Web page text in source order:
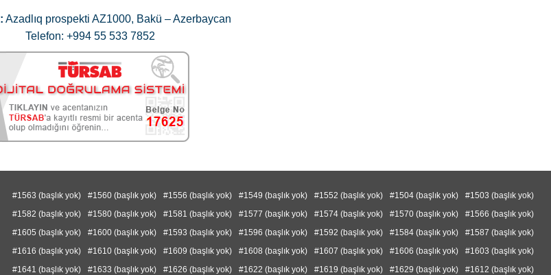
Azadlıq prospekti AZ1000, Bakü – Azerbaycan
Telefon: +994 55 533 7852
#1503 (başlık yok)
#1504 (başlık yok)
#1552 (başlık yok)
#1549 (başlık yok)
#1556 (başlık yok)
#1560 (başlık yok)
#1563 (başlık yok)
#1566 (başlık yok)
#1570 (başlık yok)
#1574 (başlık yok)
#1577 (başlık yok)
#1581 (başlık yok)
#1580 (başlık yok)
#1582 (başlık yok)
#1587 (başlık yok)
#1584 (başlık yok)
#1592 (başlık yok)
#1596 (başlık yok)
#1593 (başlık yok)
#1600 (başlık yok)
#1605 (başlık yok)
#1603 (başlık yok)
#1606 (başlık yok)
#1607 (başlık yok)
#1608 (başlık yok)
#1609 (başlık yok)
#1610 (başlık yok)
#1616 (başlık yok)
#1612 (başlık yok)
#1629 (başlık yok)
#1619 (başlık yok)
#1622 (başlık yok)
#1626 (başlık yok)
#1633 (başlık yok)
#1641 (başlık yok)